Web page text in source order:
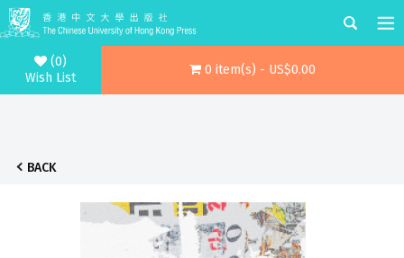
(0)
Wish List
0 item(s) - US$0.00
BACK